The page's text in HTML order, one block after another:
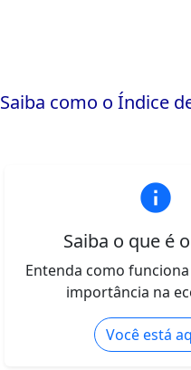
Saiba como o Índice
info
Saiba o que é
Entenda como
importância na
Você está